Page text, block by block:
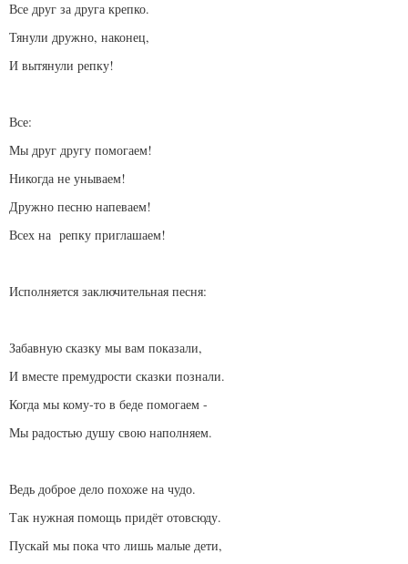
Все друг за друга крепко.
Тянули дружно, наконец,
И вытянули репку!
Все:
Мы друг другу помогаем!
Никогда не унываем!
Дружно песню напеваем!
Всех на репку приглашаем!
Исполняется заключительная песня:
Забавную сказку мы вам показали,
И вместе премудрости сказки познали.
Когда мы кому-то в беде помогаем -
Мы радостью душу свою наполняем.
Ведь доброе дело похоже на чудо.
Так нужная помощь придёт отовсюду.
Пускай мы пока что лишь малые дети,